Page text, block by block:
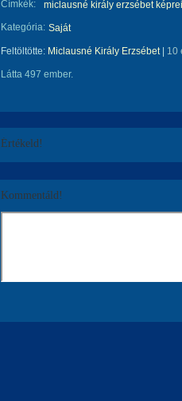
Címkék:
miclausné király erzsébet
Kategória: Saját
Feltöltötte: Miclausné Király Erzsébet| 10
Látta 497 ember.
Értékeld!
Kommentáld!